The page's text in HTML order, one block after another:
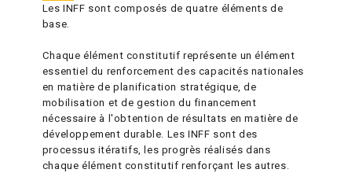
Les INFF sont composés de quatre éléments de
base.
Chaque élément constitutif représente un élément
essentiel du renforcement des capacités nationales
en matière de planification stratégique, de
mobilisation et de gestion du financement
nécessaire à l'obtention de résultats en matière de
développement durable. Les INFF sont des
processus itératifs, les progrès réalisés dans
chaque élément constitutif renforçant les autres.